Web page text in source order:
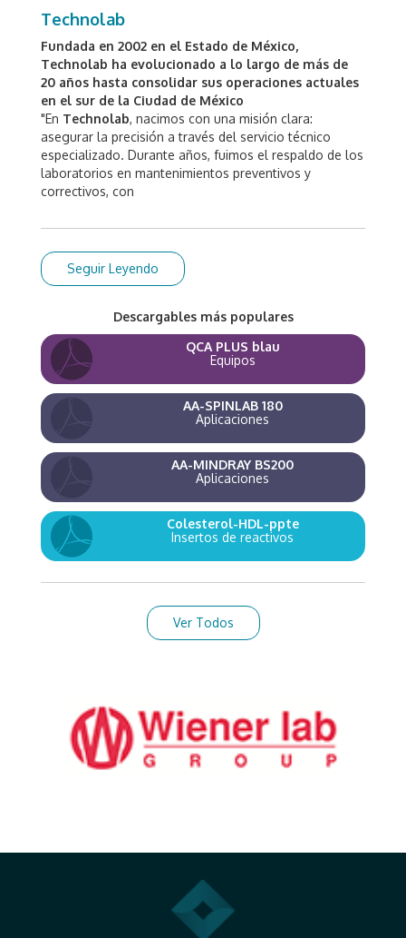
Technolab
Fundada en 2002 en el Estado de México,
Technolab ha evolucionado a lo largo de más de
20 años hasta consolidar sus operaciones actuales
en el sur de la Ciudad de México
"En Technolab, nacimos con una misión clara:
asegurar la precisión a través del servicio técnico
especializado. Durante años, fuimos el respaldo de los
laboratorios en mantenimientos preventivos y
correctivos, con
Seguir Leyendo
Descargables más populares
QCA PLUS blau
Equipos
AA-SPINLAB 180
Aplicaciones
AA-MINDRAY BS200
Aplicaciones
Colesterol-HDL-ppte
Insertos de reactivos
Ver Todos